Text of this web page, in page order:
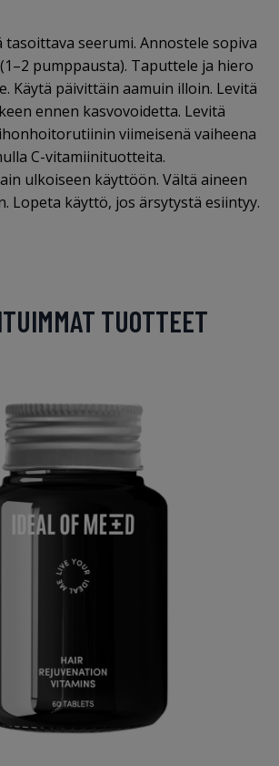
tasoittava seerumi. Annostele sopiva
pumppausta). Taputtele ja hiero
Käytä päivittäin aamuin illoin. Levitä
ennen kasvovoidetta. Levitä
viimeisenä vaiheena
C-vitamiinituotteita.
ulkoiseen käyttöön. Vältä aineen
Lopeta käyttö, jos ärsytystä esiintyy.
TUOTTEET